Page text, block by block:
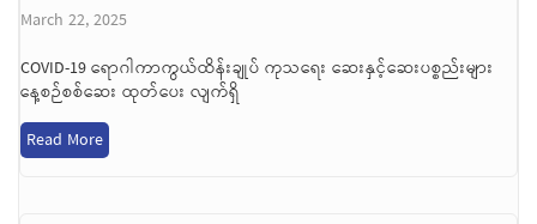
March 22, 2025
COVID-19 ရောဂါကာကွယ်ထိန်းချုပ် ကုသရေး ဆေးနှင့်ဆေးပစ္စည်းများ
နေ့စဉ်စစ်ဆေး ထုတ်ပေး လျက်ရှိ
Read More